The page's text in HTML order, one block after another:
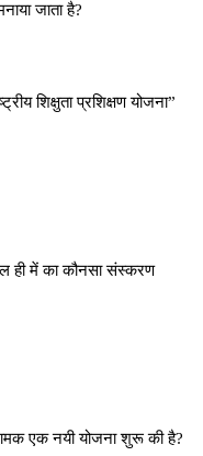
जाता है?
शिक्षुता प्रशिक्षण योजना”
ही में का कौनसा संस्करण
एक नयी योजना शुरू की है?